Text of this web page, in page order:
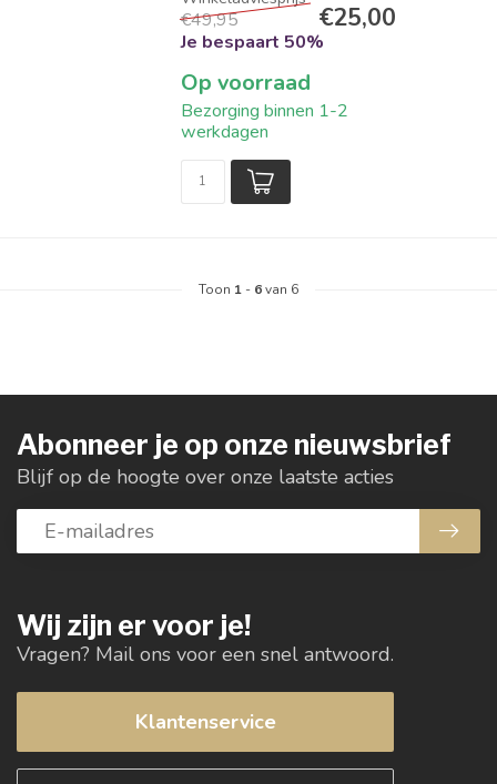
€49,95 €25,00
Je bespaart 50%
Op voorraad
Bezorging binnen 1-2
werkdagen
Toon 1 - 6van 6
Wij zijn er voor je!
Vragen? Mail ons voor een snel antwoord.
Klantenservice
Abonneer je op onze nieuwsbrief
Blijf op de hoogte over onze laatste acties